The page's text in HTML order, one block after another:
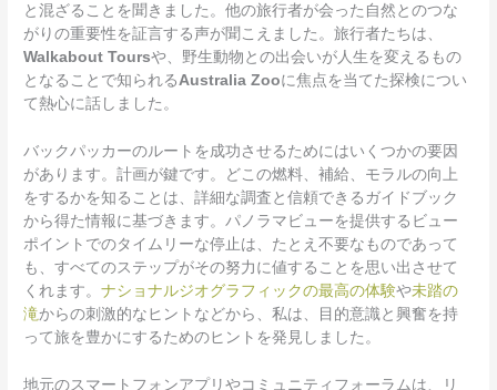
と混ざることを聞きました。他の旅行者が会った自然とのつな
がりの重要性を証言する声が聞こえました。旅行者たちは、
Walkabout Toursや、野生動物との出会いが人生を変えるもの
となることで知られる Australia Zooに焦点を当てた探検につい
て熱心に話しました。
バックパッカーのルートを成功させるためにはいくつかの要因
があります。計画が鍵です。どこの燃料、補給、モラルの向上
をするかを知ることは、詳細な調査と信頼できるガイドブック
から得た情報に基づきます。パノラマビューを提供するビュー
ポイントでのタイムリーな停止は、たとえ不要なものであって
も、すべてのステップがその努力に値することを思い出させて
くれます。ナショナルジオグラフィックの最高の体験や未踏の
滝からの刺激的なヒントなどから、私は、目的意識と興奮を持
って旅を豊かにするためのヒントを発見しました。
地元のスマートフォンアプリやコミュニティフォーラムは、リ